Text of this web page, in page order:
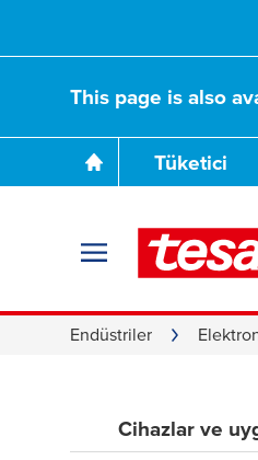
This page is also
Tüketici
Endüstriler
Cihazlar ve